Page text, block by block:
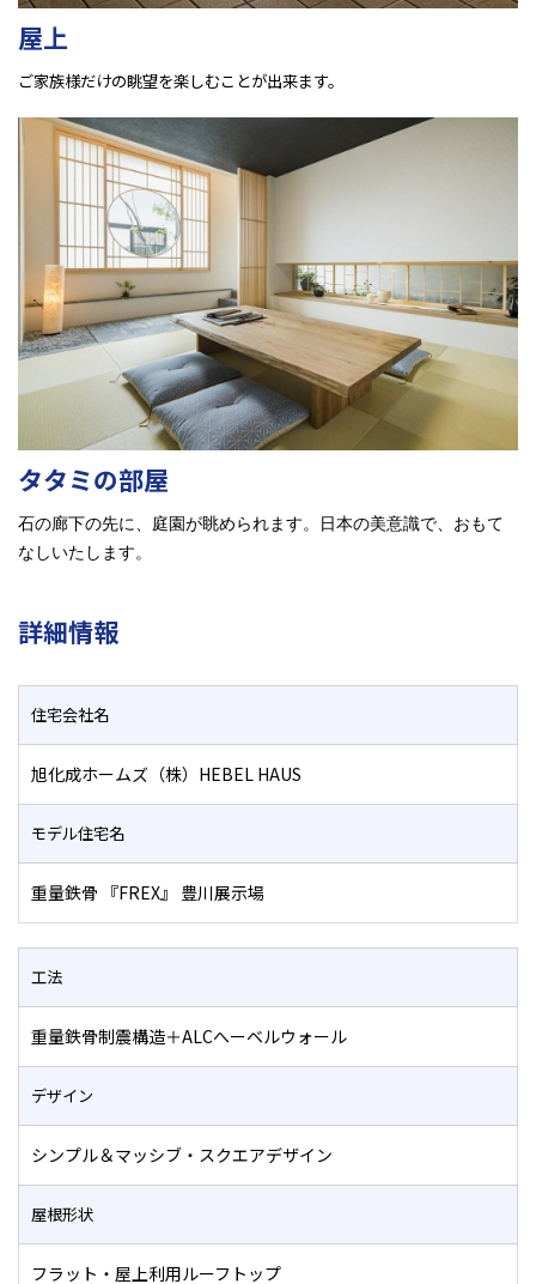
屋上
ご家族様だけの眺望を楽しむことが出来ます。
タタミの部屋
石の廊下の先に、庭園が眺められます。日本の美意識で、おもて
なしいたします。
詳細情報
住宅会社名
旭化成ホームズ（株）HEBEL HAUS
モデル住宅名
重量鉄骨 『FREX』 豊川展示場
工法
重量鉄骨制震構造＋ALCへーベルウォール
デザイン
シンプル＆マッシブ・スクエアデザイン
屋根形状
フラット・屋上利用ルーフトップ